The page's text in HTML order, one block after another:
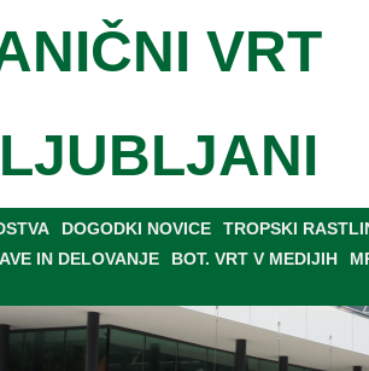
VRT
DOGODKI NOVICE TROPSKI
IN DELOVANJE BOT. VRT V MEDIJIH